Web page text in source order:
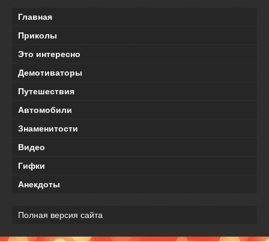
Главная
Приколы
Это интересно
Демотиваторы
Путешествия
Автомобили
Знаменитости
Видео
Гифки
Анекдоты
Полная версия сайта